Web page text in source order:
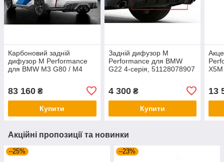
Карбоновий задній
дифузор M Performance
для BMW M3 G80 / M4
83 160 ₴
Купити
Задній дифузор M
Performance для BMW
G22 4-серія, 51128078907
4 300₴
Купити
13
Акційні пропозиції та новинки
–25% –23%